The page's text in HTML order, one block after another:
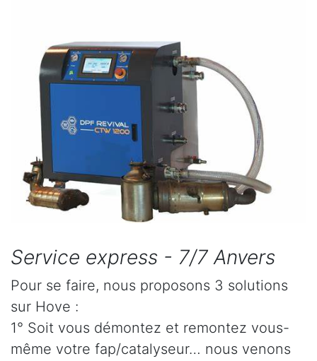
Service express - 7/7 Anvers
Pour se faire, nous proposons 3 solutions
sur Hove :
1° Soit vous démontez et remontez vous-
même votre fap/catalyseur… nous venons